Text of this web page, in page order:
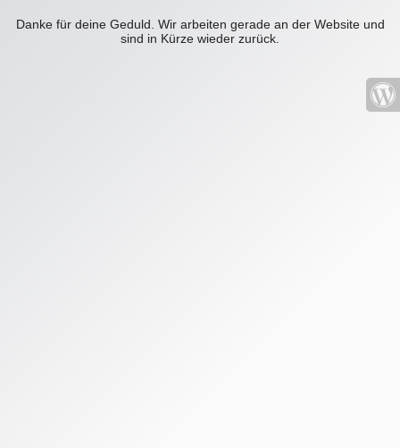
Danke für deine Geduld. Wir arbeiten gerade an der Website und
sind in Kürze wieder zurück.